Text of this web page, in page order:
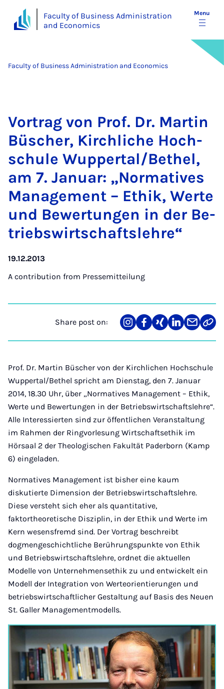
Faculty of Business Administration
and Economics
Menu
Faculty of Business Administration and Economics
Vor­trag von Prof. Dr. Mar­tin
Büscher, Kirch­liche Hoch­
schule Wup­per­tal/Beth­el,
am 7. Janu­ar: „Norm­at­ives
Man­age­ment – Ethik, Werte
und Be­w­er­tun­gen in der Be­
trieb­swirtschaftslehre“
19.12.2013
A contribution from Pressemitteilung
Share post on:
Share
on
Teilen
auf
Teilen
auf
Teilen
auf
Teilen
über
Mail
Link
Prof. Dr. Martin Büscher von der Kirchlichen Hochschule
Wuppertal/Bethel spricht am Dienstag, den 7. Januar
2014, 18.30 Uhr, über „Normatives Management – Ethik,
Werte und Bewertungen in der Betriebswirtschaftslehre“.
Alle Interessierten sind zur öffentlichen Veranstaltung
im Rahmen der Ringvorlesung Wirtschaftsethik im
Hörsaal 2 der Theologischen Fakultät Paderborn (Kamp
6) eingeladen.
Normatives Management ist bisher eine kaum
diskutierte Dimension der Betriebswirtschaftslehre.
Diese versteht sich eher als quantitative,
faktortheoretische Disziplin, in der Ethik und Werte im
Kern wesensfremd sind. Der Vortrag beschreibt
dogmengeschichtliche Berührungspunkte von Ethik
und Betriebswirtschaftslehre, ordnet die aktuellen
Modelle von Unternehmensethik zu und entwickelt ein
Modell der Integration von Werteorientierungen und
betriebswirtschaftlicher Gestaltung auf Basis des Neuen
St. Galler Managementmodells.